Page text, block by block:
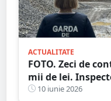
ACTUALITATE
FOTO. Zeci de
mii de lei.
Mare au alertat și
10 iunie 2026